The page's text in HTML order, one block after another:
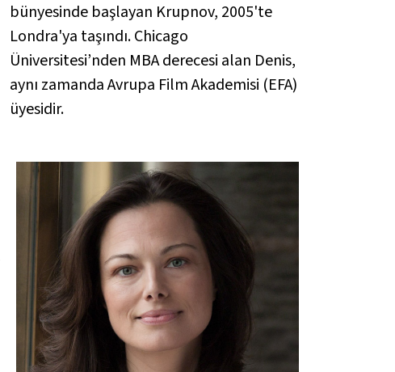
bünyesinde başlayan Krupnov, 2005'te
Londra'ya taşındı. Chicago
Üniversitesi’nden MBA derecesi alan Denis,
aynı zamanda Avrupa Film Akademisi (EFA)
üyesidir.